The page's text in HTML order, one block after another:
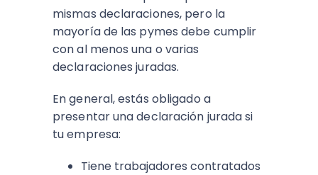
mismas declaraciones, pero la
mayoría de las pymes debe cumplir
con al menos una o varias
declaraciones juradas.
En general, estás obligado a
presentar una declaración jurada si
tu empresa:
Tiene trabajadores contratados